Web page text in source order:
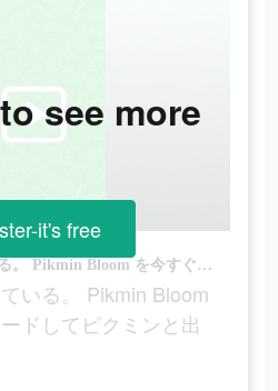
ピクミン達が待っている。 Pikmin Bloom を今すぐダウンロードしてピクミンと出会おう。
いる。 Pikmin Bloom
ドしてピクミンと出
see more
it's free